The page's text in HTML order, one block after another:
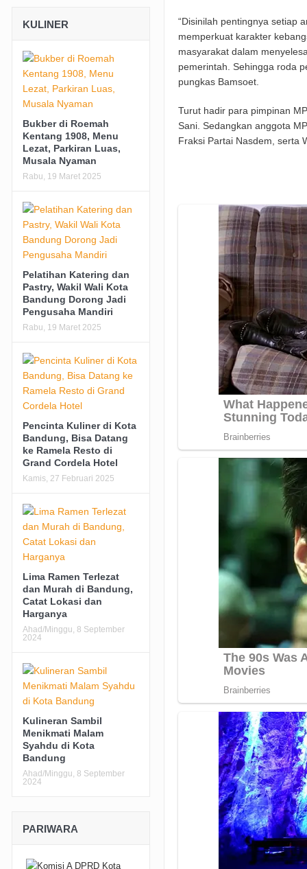
“Disinilah pentingnya setiap
memperkuat karakter
masyarakat dalam
pemerintah. Sehingga roda
pungkas Bamsoet.
Turut hadir para pimpinan
Sani. Sedangkan anggota
Fraksi Partai Nasdem, serta
KULINER
Bukber di Roemah
Kentang 1908, Menu
Lezat, Parkiran Luas,
Musala Nyaman
Rabu, 19 Maret 2025
Pelatihan Katering dan
Pastry, Wakil Wali Kota
Bandung Dorong Jadi
Pengusaha Mandiri
Rabu, 19 Maret 2025
Pencinta Kuliner di Kota
Bandung, Bisa Datang
ke Ramela Resto di
Grand Cordela Hotel
Kamis, 27 Februari 2025
Lima Ramen Terlezat
dan Murah di Bandung,
Catat Lokasi dan
Harganya
Ahad/Minggu, 8 September
2024
Kulineran Sambil
Menikmati Malam
Syahdu di Kota
Bandung
Ahad/Minggu, 8 September
2024
PARIWARA